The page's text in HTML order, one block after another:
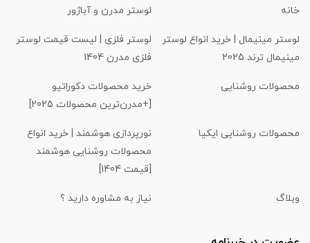
خانه لوستر مدرن و آباژور
لوستر مینیمال | خرید انواع لوستر
مینیمال ترند 2025
لوستر فلزی | لیست قیمت لوستر
فلزی مدرن 1404
محصولات روشنایی
خرید محصولات دکوراتیو
[+مدرن‌ترین محصولات 2025]
محصولات روشنایی ایکیا
نورپردازی هوشمند | خرید انواع
محصولات روشنایی هوشمند
[قیمت 1404]
وبلاگ نیاز به مشاوره دارید ؟